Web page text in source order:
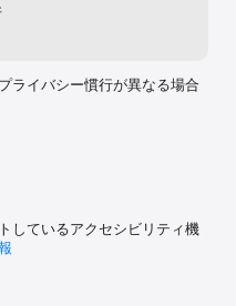
ライバシー慣行が異なる場合
しているアクセシビリティ機